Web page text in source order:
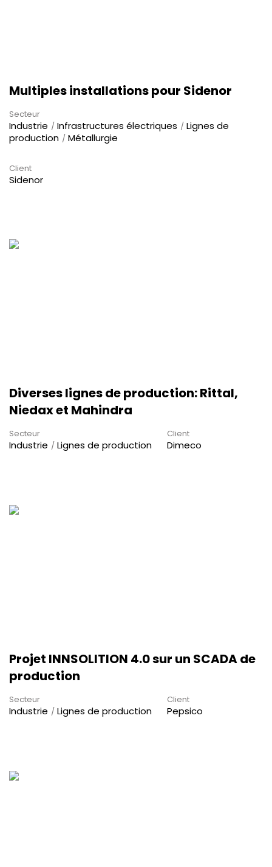
Multiples installations pour Sidenor
Secteur
Industrie Infrastructures électriques
Lignes de
production
Métallurgie
Client
Sidenor
Diverses lignes de production: Rittal,
Niedax et Mahindra
Secteur
Industrie Lignes de production
Client
Dimeco
Projet INNSOLITION 4.0 sur un SCADA de
production
Secteur
Industrie Lignes de production
Client
Pepsico